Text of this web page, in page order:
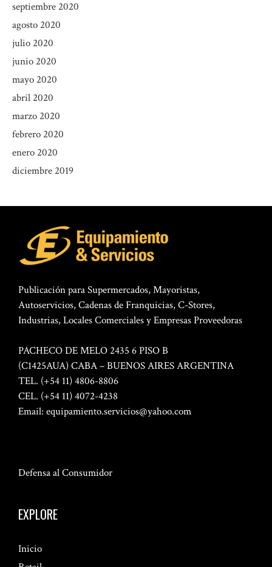
septiembre 2020
agosto 2020
julio 2020
junio 2020
mayo 2020
abril 2020
marzo 2020
febrero 2020
enero 2020
diciembre 2019
Publicación para Supermercados, Mayoristas,
Autoservicios, Cadenas de Franquicias, C-Stores,
Industrias, Locales Comerciales y Empresas Proveedoras
PACHECO DE MELO 2435 6 PISO B
(C1425AUA) CABA – BUENOS AIRES ARGENTINA
TEL. (+54 11) 4806-8806
CEL. (+54 11) 4072-4238
Email: equipamiento.servicios@yahoo.com
Defensa al Consumidor
EXPLORE
Inicio